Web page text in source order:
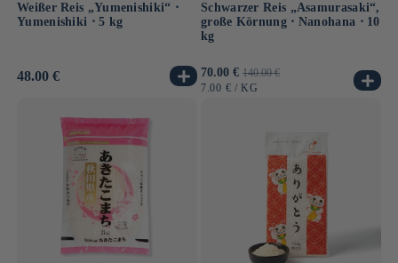
Weißer Reis „Yumenishiki“ ⋅
Yumenishiki ⋅ 5 kg
Normaler
48.00 €
Schwarzer Reis „Asamurasaki“,
große Körnung ⋅ Nanohana ⋅ 10
kg
Verkaufspreis
70.00 € Normaler
Preis
140.00 €
GRUNDPREIS
7.00 € / PRO
KG